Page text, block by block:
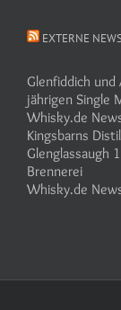
EXTERNE
Glenfiddich
jährigen Single
Whisky.de
Kingsbarns
Glenglassaugh
Brennerei
Whisky.de